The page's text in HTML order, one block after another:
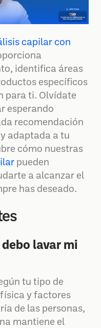
capilar con
identifica áreas
específicos
para ti. Olvídate
esperando
recomendación
adaptada a tu
cómo nuestras
pueden
a alcanzar el
has deseado.
lavar mi
tu tipo de
y factores
de las personas,
mantiene el